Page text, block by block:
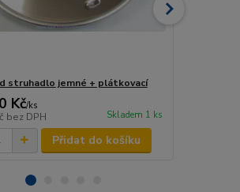
struhadlo jemné + plátkovací
Kč/ks
bez DPH Skladem 1 ks
Přidat do košíku